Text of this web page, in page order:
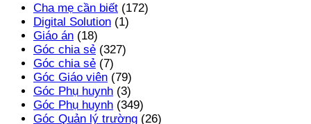
Cha mẹ cần biết (172)
Digital Solution (1)
Giáo án (18)
Góc chia sẻ (327)
Góc chia sẻ (7)
Góc Giáo viên (79)
Góc Phụ huynh (3)
Góc Phụ huynh (349)
Góc Quản lý trường (26)